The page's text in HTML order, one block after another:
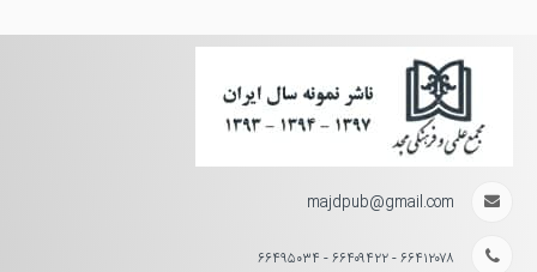
majdpub@gmail.com
۶۶۴۱۲۰۷۸ - ۶۶۴۰۹۴۲۲ - ۶۶۴۹۵۰۳۴